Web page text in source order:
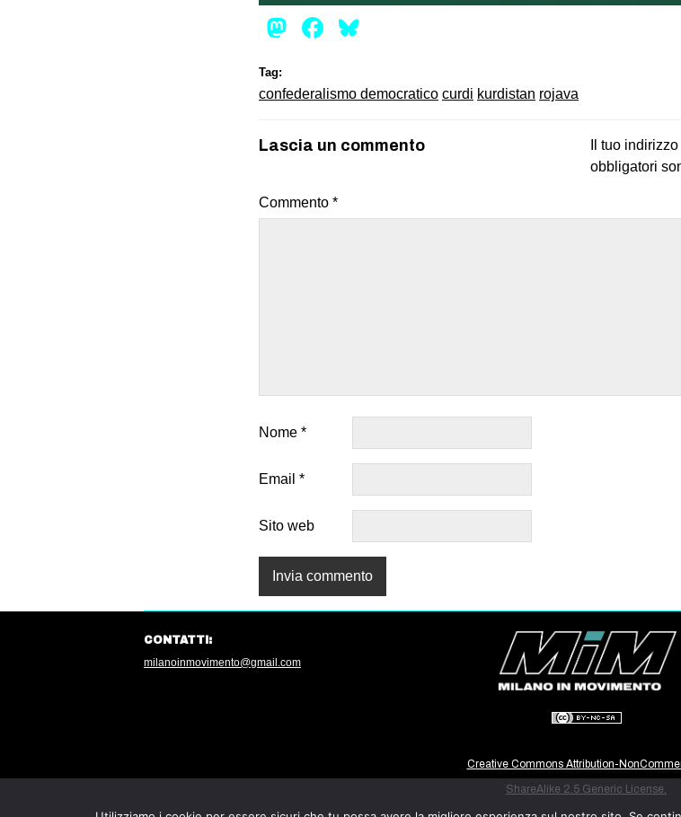
Mastodon
Facebook
Tag:
confederalismo democratico curdi kurdistan rojava
Lascia un commento Il tuo
obbligatori
Commento *
Nome *
Email *
Sito web
Creative Commons Attribution-
ShareAlike 2.5 Generic License.
CONTATTI:
milanoinmovimento@gmail.com